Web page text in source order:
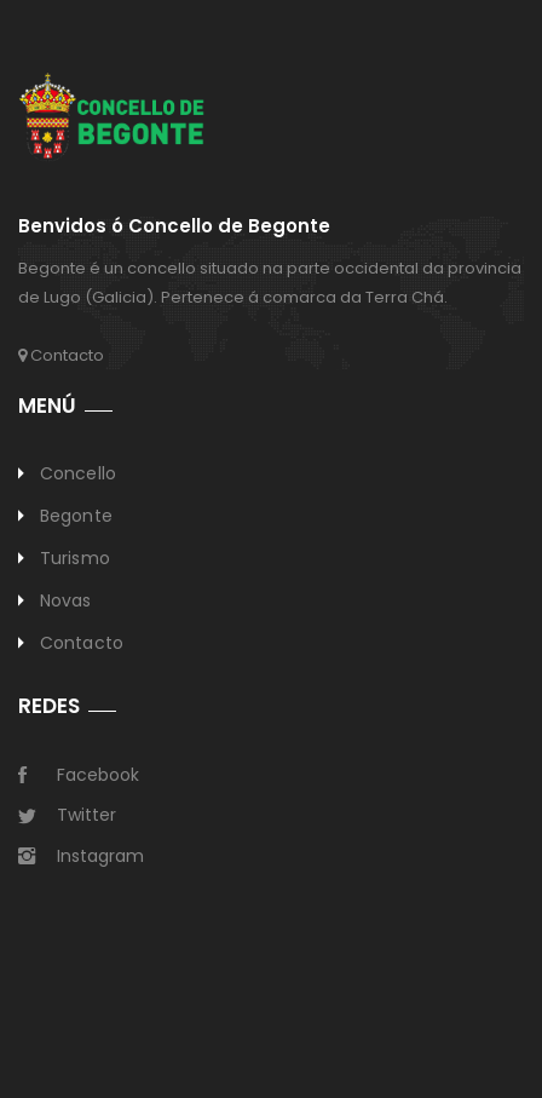
Benvidos ó Concello de Begonte
Begonte é un concello situado na parte occidental da provincia
de Lugo (Galicia). Pertenece á comarca da Terra Chá.
Contacto
MENÚ
Concello
Begonte
Turismo
Novas
Contacto
REDES
Facebook
Twitter
Instagram